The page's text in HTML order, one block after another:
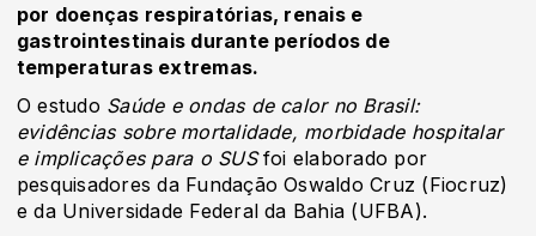
por doenças respiratórias, renais e
gastrointestinais durante períodos de
temperaturas extremas.
O estudo Saúde e ondas de calor no Brasil:
evidências sobre mortalidade, morbidade hospitalar
e implicações para o SUSfoi elaborado por
pesquisadores da Fundação Oswaldo Cruz (Fiocruz)
e da Universidade Federal da Bahia (UFBA).